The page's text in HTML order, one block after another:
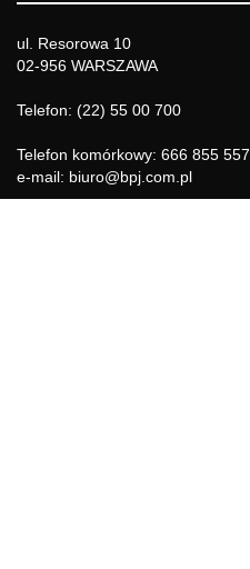
ul. Resorowa 10
02-956 WARSZAWA
Telefon: (22) 55 00 700
Telefon komórkowy: 666 855 557
e-mail: biuro@bpj.com.pl